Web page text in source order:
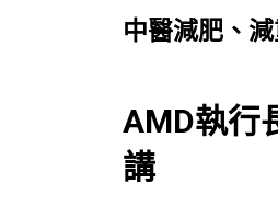
中醫減肥、
Skip
content
AMD執行
講